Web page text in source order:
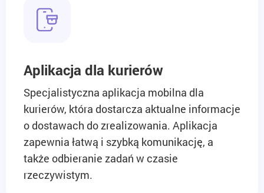
Aplikacja dla kurierów
Specjalistyczna aplikacja mobilna dla
kurierów, która dostarcza aktualne informacje
o dostawach do zrealizowania. Aplikacja
zapewnia łatwą i szybką komunikację, a
także odbieranie zadań w czasie
rzeczywistym.